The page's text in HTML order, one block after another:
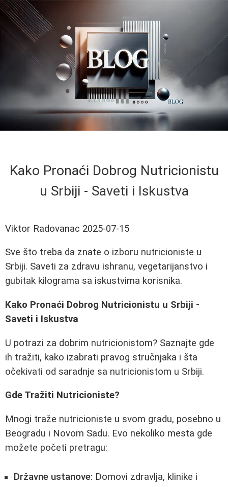
Kako Pronaći Dobrog Nutricionistu
u Srbiji - Saveti i Iskustva
Viktor Radovanac 2025-07-15
Sve što treba da znate o izboru nutricioniste u
Srbiji. Saveti za zdravu ishranu, vegetarijanstvo i
gubitak kilograma sa iskustvima korisnika.
Kako Pronaći Dobrog Nutricionistu u Srbiji -
Saveti i Iskustva
U potrazi za dobrim nutricionistom? Saznajte gde
ih tražiti, kako izabrati pravog stručnjaka i šta
očekivati od saradnje sa nutricionistom u Srbiji.
Gde Tražiti Nutricioniste?
Mnogi traže nutricioniste u svom gradu, posebno u
Beogradu i Novom Sadu. Evo nekoliko mesta gde
možete početi pretragu:
Državne ustanove: Domovi zdravlja, klinike i